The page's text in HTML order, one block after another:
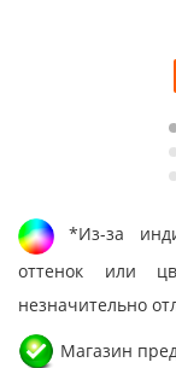
*Из-за
оттенок или
незначительно
Магазин